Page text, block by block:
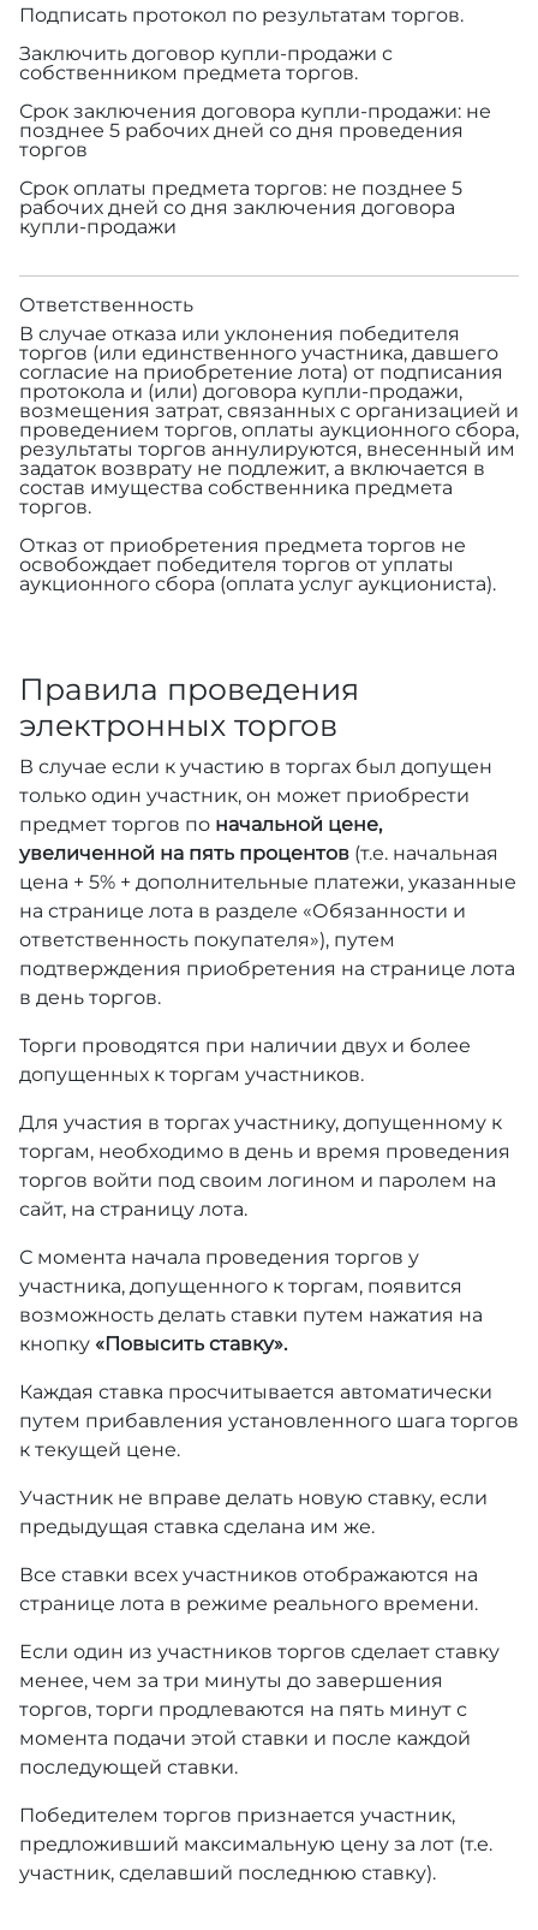
Подписать протокол по результатам торгов.
Заключить договор купли-продажи с
собственником предмета торгов.
Срок заключения договора купли-продажи: не
позднее 5 рабочих дней со дня проведения
торгов
Срок оплаты предмета торгов: не позднее 5
рабочих дней со дня заключения договора
купли-продажи
Ответственность
В случае отказа или уклонения победителя
торгов (или единственного участника, давшего
согласие на приобретение лота) от подписания
протокола и (или) договора купли-продажи,
возмещения затрат, связанных с организацией и
проведением торгов, оплаты аукционного сбора,
результаты торгов аннулируются, внесенный им
задаток возврату не подлежит, а включается в
состав имущества собственника предмета
торгов.
Отказ от приобретения предмета торгов не
освобождает победителя торгов от уплаты
аукционного сбора (оплата услуг аукциониста).
Правила проведения
электронных торгов
В случае если к участию в торгах был допущен
только один участник, он может приобрести
предмет торгов по начальной цене,
увеличенной на пять процентов (т.е. начальная
цена + 5% + дополнительные платежи, указанные
на странице лота в разделе «Обязанности и
ответственность покупателя»), путем
подтверждения приобретения на странице лота
в день торгов.
Торги проводятся при наличии двух и более
допущенных к торгам участников.
Для участия в торгах участнику, допущенному к
торгам, необходимо в день и время проведения
торгов войти под своим логином и паролем на
сайт, на страницу лота.
С момента начала проведения торгов у
участника, допущенного к торгам, появится
возможность делать ставки путем нажатия на
кнопку «Повысить ставку».
Каждая ставка просчитывается автоматически
путем прибавления установленного шага торгов
к текущей цене.
Участник не вправе делать новую ставку, если
предыдущая ставка сделана им же.
Все ставки всех участников отображаются на
странице лота в режиме реального времени.
Если один из участников торгов сделает ставку
менее, чем за три минуты до завершения
торгов, торги продлеваются на пять минут с
момента подачи этой ставки и после каждой
последующей ставки.
Победителем торгов признается участник,
предложивший максимальную цену за лот (т.е.
участник, сделавший последнюю ставку).